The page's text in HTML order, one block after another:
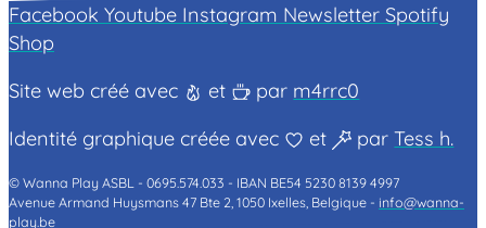
Facebook Youtube Instagram Newsletter Spotify
Shop
Site web créé avec
et par m4rrc0
Identité graphique créée avec
et parTess h.
© Wanna Play ASBL - 0695.574.033 - IBAN BE54 5230 8139 4997
Avenue Armand Huysmans 47 Bte 2, 1050 Ixelles, Belgique -